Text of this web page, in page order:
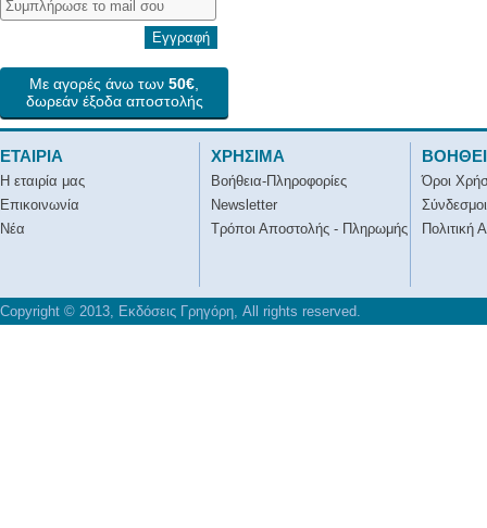
Εγγραφή
Με αγορές άνω των 50€
δωρεάν έξοδα αποστολής
ΕΤΑΙΡΙΑ
Η εταιρία μας
Επικοινωνία
Νέα
ΧΡΗΣΙΜΑ
Βοήθεια-Πληροφορίες
Newsletter
Τρόποι Αποστολής - Πληρωμής
Όροι
Σύνδεσμοι
Πολιτική
Copyright © 2013, Εκδόσεις Γρηγόρη, All rights reserved.